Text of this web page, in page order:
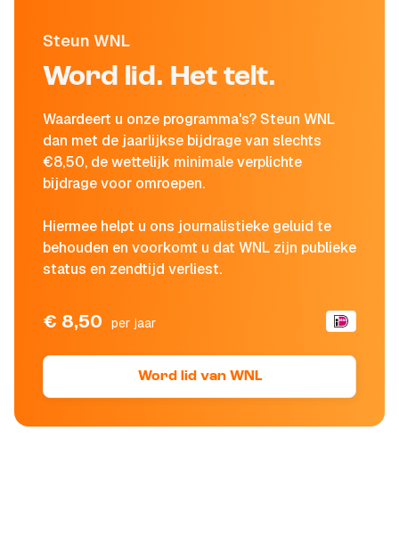
Steun WNL
Word lid. Het telt.
Waardeert u onze programma's? Steun WNL
dan met de jaarlijkse bijdrage van slechts
€8,50, de wettelijk minimale verplichte
bijdrage voor omroepen.
Hiermee helpt u ons journalistieke geluid te
behouden en voorkomt u dat WNL zijn publieke
status en zendtijd verliest.
€ 8,50 per jaar
Word lid van WNL